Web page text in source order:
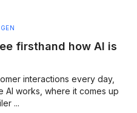
firsthand how AI is
interactions every day,
AI works, where it comes up
...